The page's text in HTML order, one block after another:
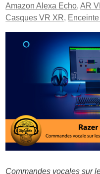
Amazon Alexa Echo,AR
Casques VR XR,
Commandes vocales sur